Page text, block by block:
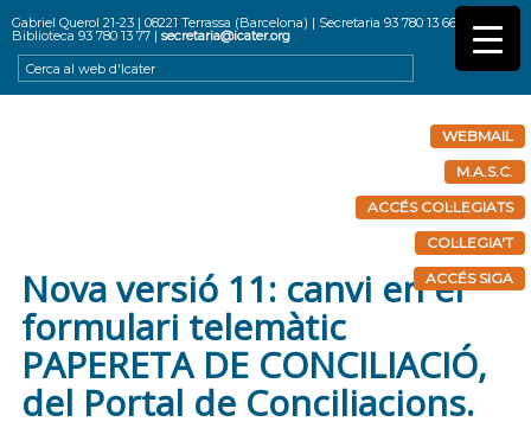
Gabriel Querol 21-23 | 08221 Terrassa (Barcelona) | Secretaria 93 780 13 66 |
Biblioteca 93 780 13 77 |secretaria@icater.org
WEBMAIL
M.A.S.C.
ACCÉS COL·LEGIATS
COL·LEGIA'T
ACCÉS SIGA
Nova versió 11: canvi en el
formulari telemàtic
PAPERETA DE CONCILIACIÓ,
del Portal de Conciliacions.